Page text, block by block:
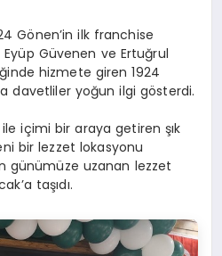
Gönen’in ilk franchise
Güvenen ve Ertuğrul
hizmete giren 1924
davetliler yoğun ilgi gösterdi.
içimi bir araya getiren şık
bir lezzet lokasyonu
günümüze uzanan lezzet
taşıdı.